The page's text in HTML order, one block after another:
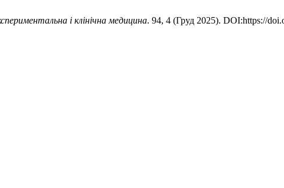
і клінічна медицина. 94, 4 (Груд 2025). DOI:https://